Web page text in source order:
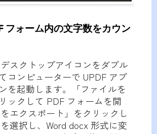
フォーム内の文字数をカウン
デスクトップアイコンをダブル
コンピューターで UPDF アプ
を起動します。「ファイルを
ックして PDF フォームを開
エクスポート」をクリックし
選択し、Word docx 形式に変